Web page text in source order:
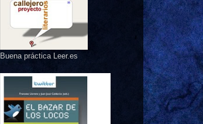
Buena práctica Leer.es